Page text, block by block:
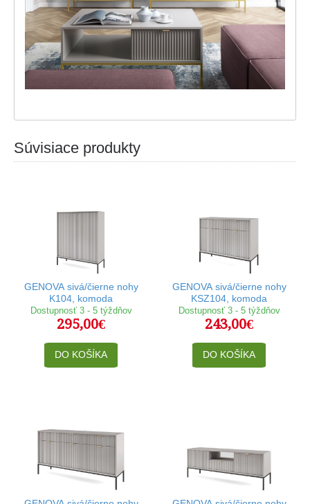
Súvisiace produkty
GENOVA sivá/čierne nohy
K104, komoda
Dostupnosť 3 - 5 týždňov
295,00€
DO KOŠÍKA
GENOVA sivá/čierne nohy
KSZ104, komoda
Dostupnosť 3 - 5 týždňov
243,00€
DO KOŠÍKA